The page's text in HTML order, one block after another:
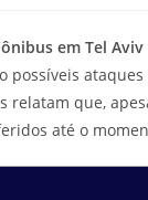
em Tel Aviv
possíveis
relatam que,
até o